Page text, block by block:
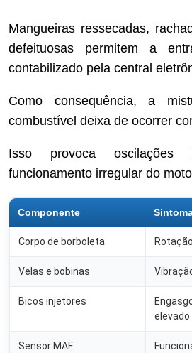
Mangueiras ressecadas,
defeituosas permitem a
contabilizado pela central
Como consequência, a
combustível deixa de ocorrer
Isso provoca
funcionamento irregular do
Componente
Corpo de borboleta
Velas e bobinas
Bicos injetores
elevado
Sensor MAF